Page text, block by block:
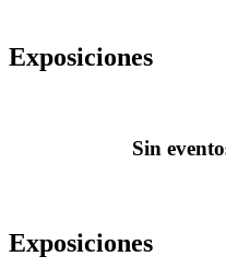
Exposiciones
Sin
Exposiciones